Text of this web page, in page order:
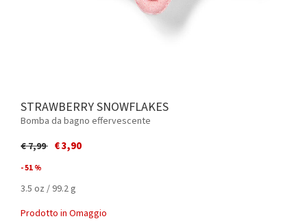
STRAWBERRY SNOWFLAKES
Bomba da bagno effervescente
Price reduced from
€ 7,99to€ 3,90
- 51 %
3.5 oz / 99.2 g
Prodotto in Omaggio